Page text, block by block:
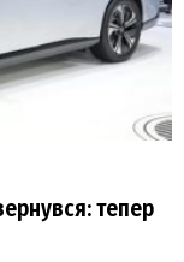
тепер